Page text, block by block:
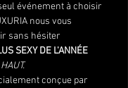
événement à choisir
nous vous
sans hésiter
SEXY DE L'ANNÉE
conçue par